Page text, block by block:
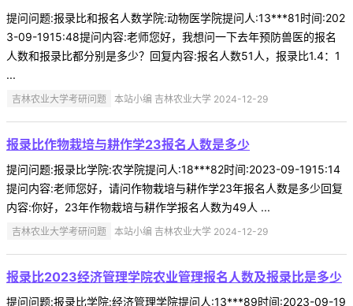
提问问题:报录比和报名人数学院:动物医学院提问人:13***81时间:202
3-09-1915:48提问内容:老师您好，我想问一下去年预防兽医的报名
人数和报录比都分别是多少？回复内容:报名人数51人，报录比1.4：1
...
吉林农业大学考研问题 本站小编 吉林农业大学 2024-12-29
报录比作物栽培与耕作学23报名人数是多少
提问问题:报录比学院:农学院提问人:18***82时间:2023-09-1915:14
提问内容:老师您好，请问作物栽培与耕作学23年报名人数是多少回复
内容:你好，23年作物栽培与耕作学报名人数为49人 ...
吉林农业大学考研问题 本站小编 吉林农业大学 2024-12-29
报录比2023经济管理学院农业管理报名人数及报录比是多少
提问问题:报录比学院:经济管理学院提问人:13***89时间:2023-09-19